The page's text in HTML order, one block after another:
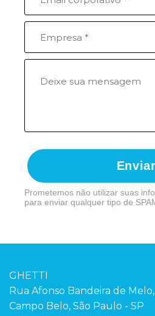
Enviar
Prometemos não utilizar suas
para enviar qualquer tipo de
GHETTI
Rua Afonso Bandeira de Melo,
Campo Belo, São Paulo - SP